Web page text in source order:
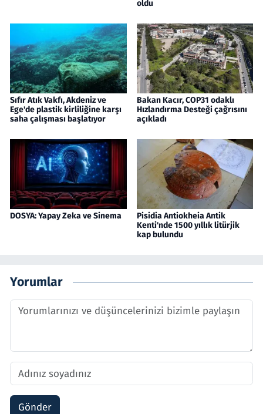
oldu
Sıfır Atık Vakfı, Akdeniz ve
Ege'de plastik kirliliğine karşı
saha çalışması başlatıyor
Bakan Kacır, COP31 odaklı
Hızlandırma Desteği çağrısını
açıkladı
DOSYA: Yapay Zeka ve Sinema
Pisidia Antiokheia Antik
Kenti'nde 1500 yıllık litürjik
kap bulundu
Yorumlar
Gönder